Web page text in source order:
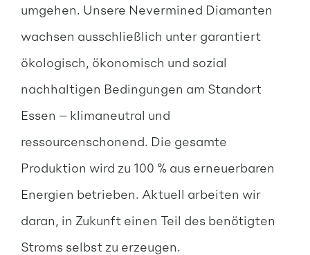
umgehen. Unsere Nevermined Diamanten
wachsen ausschließlich unter garantiert
ökologisch, ökonomisch und sozial
nachhaltigen Bedingungen am Standort
Essen – klimaneutral und
ressourcenschonend. Die gesamte
Produktion wird zu 100 % aus erneuerbaren
Energien betrieben. Aktuell arbeiten wir
daran, in Zukunft einen Teil des benötigten
Stroms selbst zu erzeugen.